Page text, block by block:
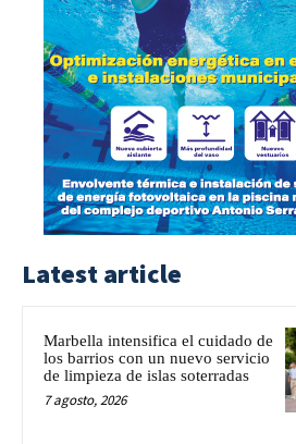
Latest article
Marbella intensifica el cuidado de
los barrios con un nuevo servicio
de limpieza de islas soterradas
7 agosto, 2026